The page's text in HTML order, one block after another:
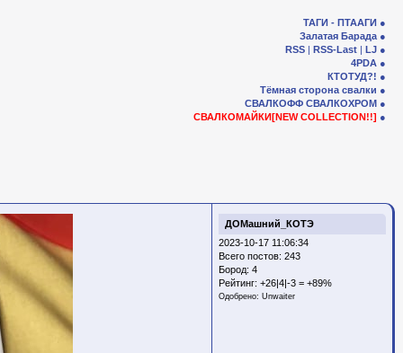
ТАГИ - ПТААГИ
Залатая Барада
RSS | RSS-Last | LJ
4PDA
КТОТУД?!
Тёмная сторона свалки
СВАЛКОФФ СВАЛКОХРОМ
СВАЛКОМАЙКИ[NEW COLLECTION!!]
ДОМашний_КОТЭ
2023-10-17 11:06:34
Всего постов: 243
Бород: 4
Рейтинг: +26|4|-3 = +89%
Одобрено: Unwaiter